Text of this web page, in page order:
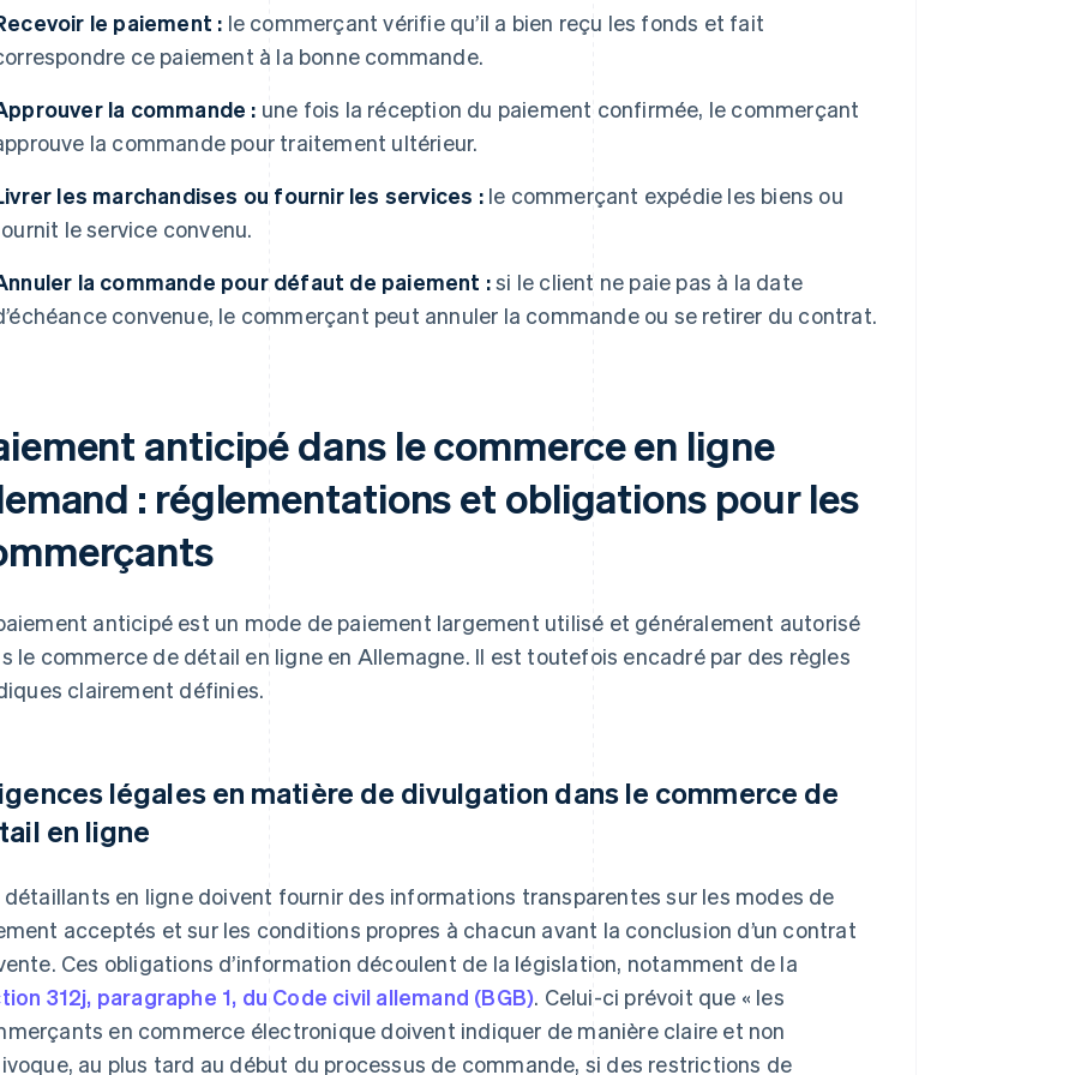
le paiement : le commerçant vérifie qu’il a bien reçu les fonds et fait
ce paiement à la bonne commande.
la commande : une fois la réception du paiement confirmée, le commerçant
la commande pour traitement ultérieur.
les marchandises ou fournir les services :le commerçant expédie les biens ou
le service convenu.
la commande pour défaut de paiement :si le client ne paie pas à la date
convenue, le commerçant peut annuler la commande ou se retirer du contrat.
anticipé dans le commerce en ligne
: réglementations et obligations pour les
anticipé est un mode de paiement largement utilisé et généralement autorisé
le commerce de détail en ligne en Allemagne. Il est toutefois encadré par des règles
clairement définies.
légales en matière de divulgation dans le commerce de
en ligne
détaillants en ligne doivent fournir des informations transparentes sur les modes de
acceptés et sur les conditions propres à chacun avant la conclusion d’un contrat
Ces obligations d’information découlent de la législation, notamment de la
312j, paragraphe 1, du Code civil allemand (BGB). Celui-ci prévoit que « les
en commerce électronique doivent indiquer de manière claire et non
au plus tard au début du processus de commande, si des restrictions de